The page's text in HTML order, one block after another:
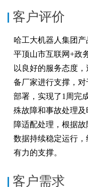
客户评价
哈工大机器人集团产
平顶山市互联网+政
以良好的服务态度
备厂家进行支撑，
部署，实现了1周完
殊故障和事故处理
障适配处理，根据
数据持续稳定运行
有力的支撑。
客户需求